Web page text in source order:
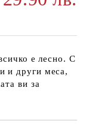
е лесно. С
и други меса,
ви за